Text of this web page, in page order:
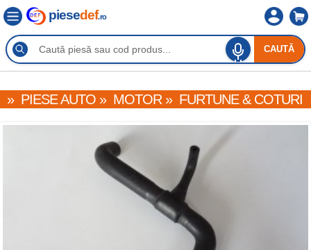
CAUTĂ
piesedef.ro
» PIESE AUTO » MOTOR » FURTUNE & COTURI